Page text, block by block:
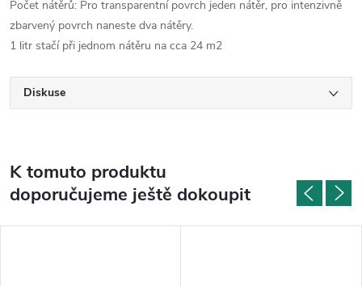
Počet nátěrů: Pro transparentní povrch jeden nátěr, pro intenzivně
zbarvený povrch naneste dva nátěry.
1 litr stačí při jednom nátěru na cca 24 m2
Diskuse
K tomuto produktu
doporučujeme ještě dokoupit